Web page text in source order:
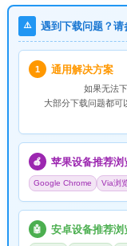
⚠️ 遇到下载问题？
1 通用解决方案
如果无法
大部分下载问题都可
🍎 苹果设备推荐浏
Google Chrome Via浏
🤖 安卓设备推荐浏